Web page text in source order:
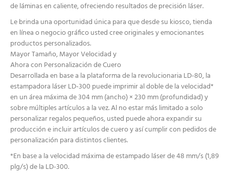
de láminas en caliente, ofreciendo resultados de precisión láser.
Le brinda una oportunidad única para que desde su kiosco, tienda
en línea o negocio gráfico usted cree originales y emocionantes
productos personalizados.
Mayor Tamaño, Mayor Velocidad y
Ahora con Personalización de Cuero
Desarrollada en base a la plataforma de la revolucionaria LD-80, la
estampadora láser LD-300 puede imprimir al doble de la velocidad*
en un área máxima de 304 mm (ancho) × 230 mm (profundidad) y
sobre múltiples artículos a la vez. Al no estar más limitado a solo
personalizar regalos pequeños, usted puede ahora expandir su
producción e incluir artículos de cuero y así cumplir con pedidos de
personalización para distintos clientes.
*En base a la velocidad máxima de estampado láser de 48 mm/s (1,89
plg/s) de la LD-300.